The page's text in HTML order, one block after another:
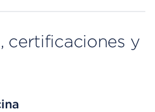
certificaciones y